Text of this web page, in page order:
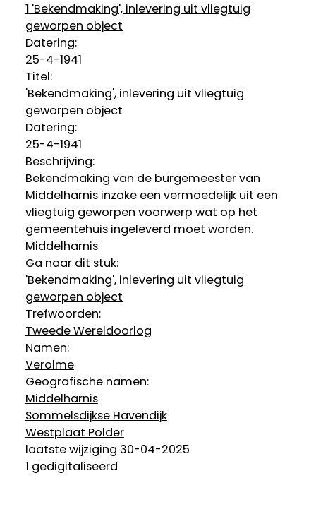
1'Bekendmaking', inlevering uit vliegtuig
geworpen object
Datering:
25-4-1941
Titel:
'Bekendmaking', inlevering uit vliegtuig
geworpen object
Datering:
25-4-1941
Beschrijving:
Bekendmaking van de burgemeester van
Middelharnis inzake een vermoedelijk uit een
vliegtuig geworpen voorwerp wat op het
gemeentehuis ingeleverd moet worden.
Middelharnis
Ga naar dit stuk:
'Bekendmaking', inlevering uit vliegtuig
geworpen object
Trefwoorden:
Tweede Wereldoorlog
Namen:
Verolme
Geografische namen:
Middelharnis
Sommelsdijkse Havendijk
Westplaat Polder
laatste wijziging 30-04-2025
1 gedigitaliseerd